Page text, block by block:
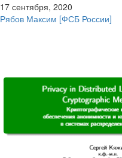
17 сентября, 2020
Рябов Максим [ФСБ России]